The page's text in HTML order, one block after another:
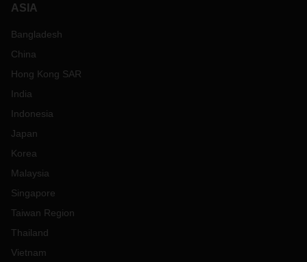
ASIA
Bangladesh
China
Hong Kong SAR
India
Indonesia
Japan
Korea
Malaysia
Singapore
Taiwan Region
Thailand
Vietnam